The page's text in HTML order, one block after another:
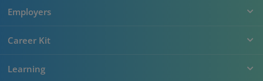
Employers
Career Kit
Learning